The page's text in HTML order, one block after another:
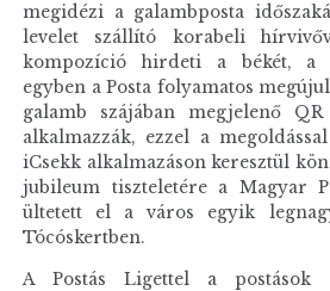
megidézi a galambposta
levelet szállító korabeli
kompozíció hirdeti a békét, a
egyben a Posta folyamatos
galamb szájában megjelenő
alkalmazzák, ezzel a
iCsekk alkalmazáson keresztül
jubileum tiszteletére a Magyar
ültetett el a város egyik
Tócóskertben.
A Postás Ligettel a postások